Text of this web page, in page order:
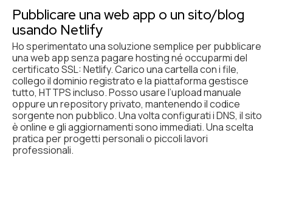
Pubblicare una web app o un sito/blog
usando Netlify
Ho sperimentato una soluzione semplice per pubblicare
una web app senza pagare hosting né occuparmi del
certificato SSL: Netlify. Carico una cartella con i file,
collego il dominio registrato e la piattaforma gestisce
tutto, HTTPS incluso. Posso usare l’upload manuale
oppure un repository privato, mantenendo il codice
sorgente non pubblico. Una volta configurati i DNS, il sito
è online e gli aggiornamenti sono immediati. Una scelta
pratica per progetti personali o piccoli lavori
professionali.